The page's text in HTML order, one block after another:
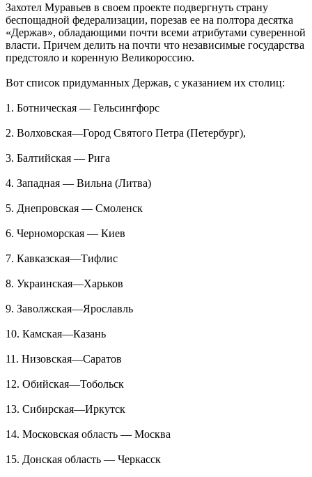
Захотел Муравьев в своем проекте подвергнуть страну
беспощадной федерализации, порезав ее на полтора десятка
«Держав», обладающими почти всеми атрибутами суверенной
власти. Причем делить на почти что независимые государства
предстояло и коренную Великороссию.
Вот список придуманных Держав, с указанием их столиц:
1. Ботническая — Гельсингфорс
2. Волховская—Город Святого Петра (Петербург),
3. Балтийская — Рига
4. Западная — Вильна (Литва)
5. Днепровская — Смоленск
6. Черноморская — Киев
7. Кавказская—Тифлис
8. Украинская—Харьков
9. Заволжская—Ярославль
10. Камская—Казань
11. Низовская—Саратов
12. Обийская—Тобольск
13. Сибирская—Иркутск
14. Московская область — Москва
15. Донская область — Черкасск